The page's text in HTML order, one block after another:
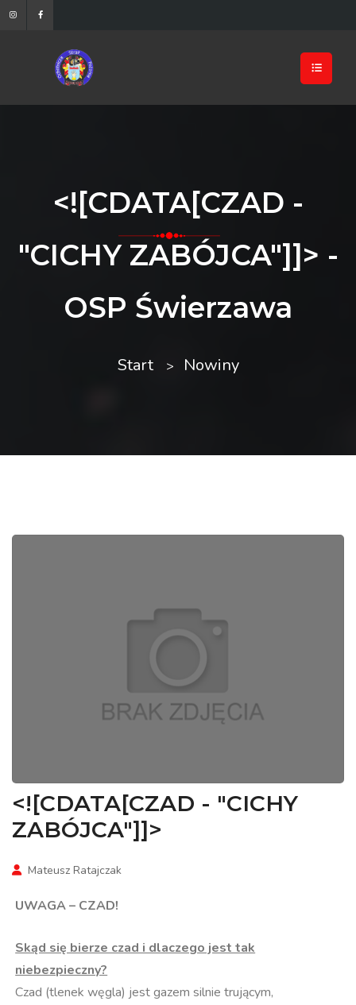
<![CDATA[CZAD -
"CICHY ZABÓJCA"]]> -
OSP Świerzawa
Start Nowiny
<![CDATA[CZAD - "CICHY
ZABÓJCA"]]>
Mateusz Ratajczak
UWAGA – CZAD!
Skąd się bierze czad i dlaczego jest tak
niebezpieczny?
Czad (tlenek węgla) jest gazem silnie trującym,